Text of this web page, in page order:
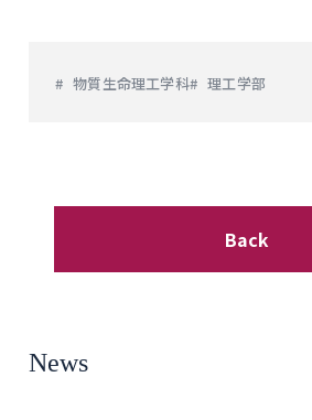
物質生命理工学科 理工学部
Back
News